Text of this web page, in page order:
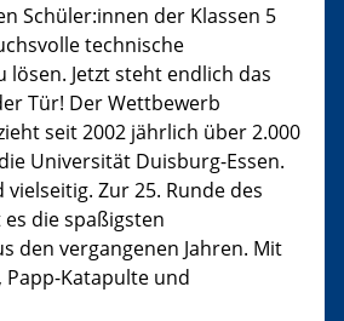
Schüler:innen der Klassen 5
technische
lösen. Jetzt steht endlich das
Tür! Der Wettbewerb
seit 2002 jährlich über 2.000
Universität Duisburg-Essen.
vielseitig. Zur 25. Runde des
die spaßigsten
den vergangenen Jahren. Mit
Papp-Katapulte und